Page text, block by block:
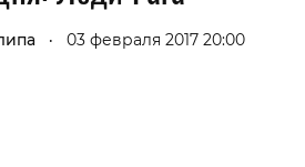
• 03 февраля 2017 20:00